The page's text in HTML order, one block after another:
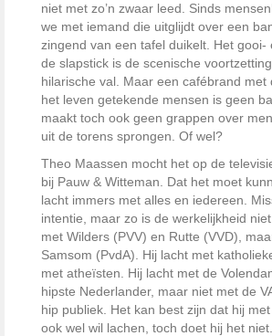
niet met zo’n zwaar leed. Sinds
we met iemand die uitglijdt over een
zingend van een tafel duikelt. Het gooi-
de slapstick is de scenische
hilarische val. Maar een cafébrand met
het leven getekende mensen is geen
maakt toch ook geen grappen over
uit de torens sprongen. Of wel?
Theo Maassen mocht het op de
bij Pauw & Witteman. Dat het moet
lacht immers met alles en iedereen.
intentie, maar zo is de werkelijkheid
met Wilders (PVV) en Rutte (VVD),
Samsom (PvdA). Hij lacht met
met atheïsten. Hij lacht met de
hipste Nederlander, maar niet met de
hip publiek. Het kan best zijn dat hij
ook wel wil lachen, toch doet hij het